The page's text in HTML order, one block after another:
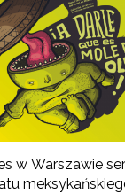
w Warszawie